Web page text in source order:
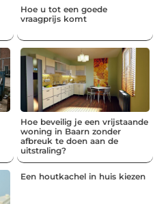
Hoe u tot een goede
vraagprijs komt
Hoe beveilig je een vrijstaande
woning in Baarn zonder
afbreuk te doen aan de
uitstraling?
Een houtkachel in huis kiezen